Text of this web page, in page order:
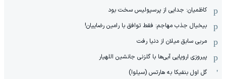
کاظمیان: جدایی از پرسپولیس سخت بود
بیخیال جذب مهاجم: فقط توافق با رامین رضاییان!
مربی سابق میلان از دنیا رفت
پیروزی اروپایی آبی‌ها با گلزنی جانشین اللهیار
گل اول بنفیکا به هارتس (سیلوا)